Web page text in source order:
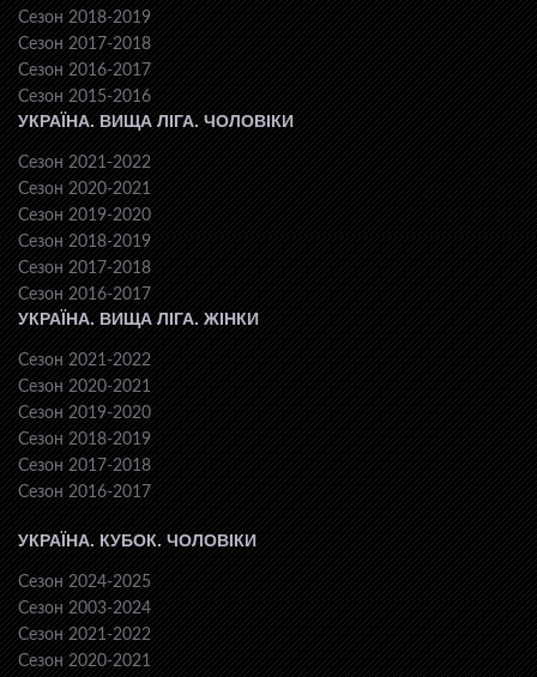
Сезон 2018-2019
Сезон 2017-2018
Сезон 2016-2017
Сезон 2015-2016
УКРАЇНА. ВИЩА ЛІГА. ЧОЛОВІКИ
Сезон 2021-2022
Сезон 2020-2021
Сезон 2019-2020
Сезон 2018-2019
Сезон 2017-2018
Сезон 2016-2017
УКРАЇНА. ВИЩА ЛІГА. ЖІНКИ
Сезон 2021-2022
Сезон 2020-2021
Сезон 2019-2020
Сезон 2018-2019
Сезон 2017-2018
Сезон 2016-2017
УКРАЇНА. КУБОК. ЧОЛОВІКИ
Сезон 2024-2025
Сезон 2003-2024
Сезон 2021-2022
Сезон 2020-2021